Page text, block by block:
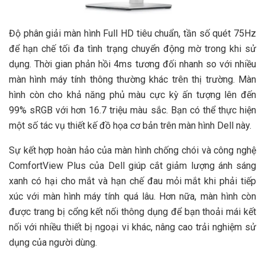
Độ phân giải màn hình Full HD tiêu chuẩn, tần số quét 75Hz
để hạn chế tối đa tình trạng chuyển động mờ trong khi sử
dụng. Thời gian phản hồi 4ms tương đối nhanh so với nhiều
màn hình máy tính thông thường khác trên thị trường. Màn
hình còn cho khả năng phủ màu cực kỳ ấn tượng lên đến
99% sRGB với hơn 16.7 triệu màu sắc. Bạn có thể thực hiện
một số tác vụ thiết kế đồ họa cơ bản trên màn hình Dell này.
Sự kết hợp hoàn hảo của màn hình chống chói và công nghệ
ComfortView Plus của Dell giúp cắt giảm lượng ánh sáng
xanh có hại cho mắt và hạn chế đau mỏi mắt khi phải tiếp
xúc với màn hình máy tính quá lâu. Hơn nữa, màn hình còn
được trang bị cổng kết nối thông dụng để bạn thoải mái kết
nối với nhiều thiết bị ngoại vi khác, nâng cao trải nghiệm sử
dụng của người dùng.